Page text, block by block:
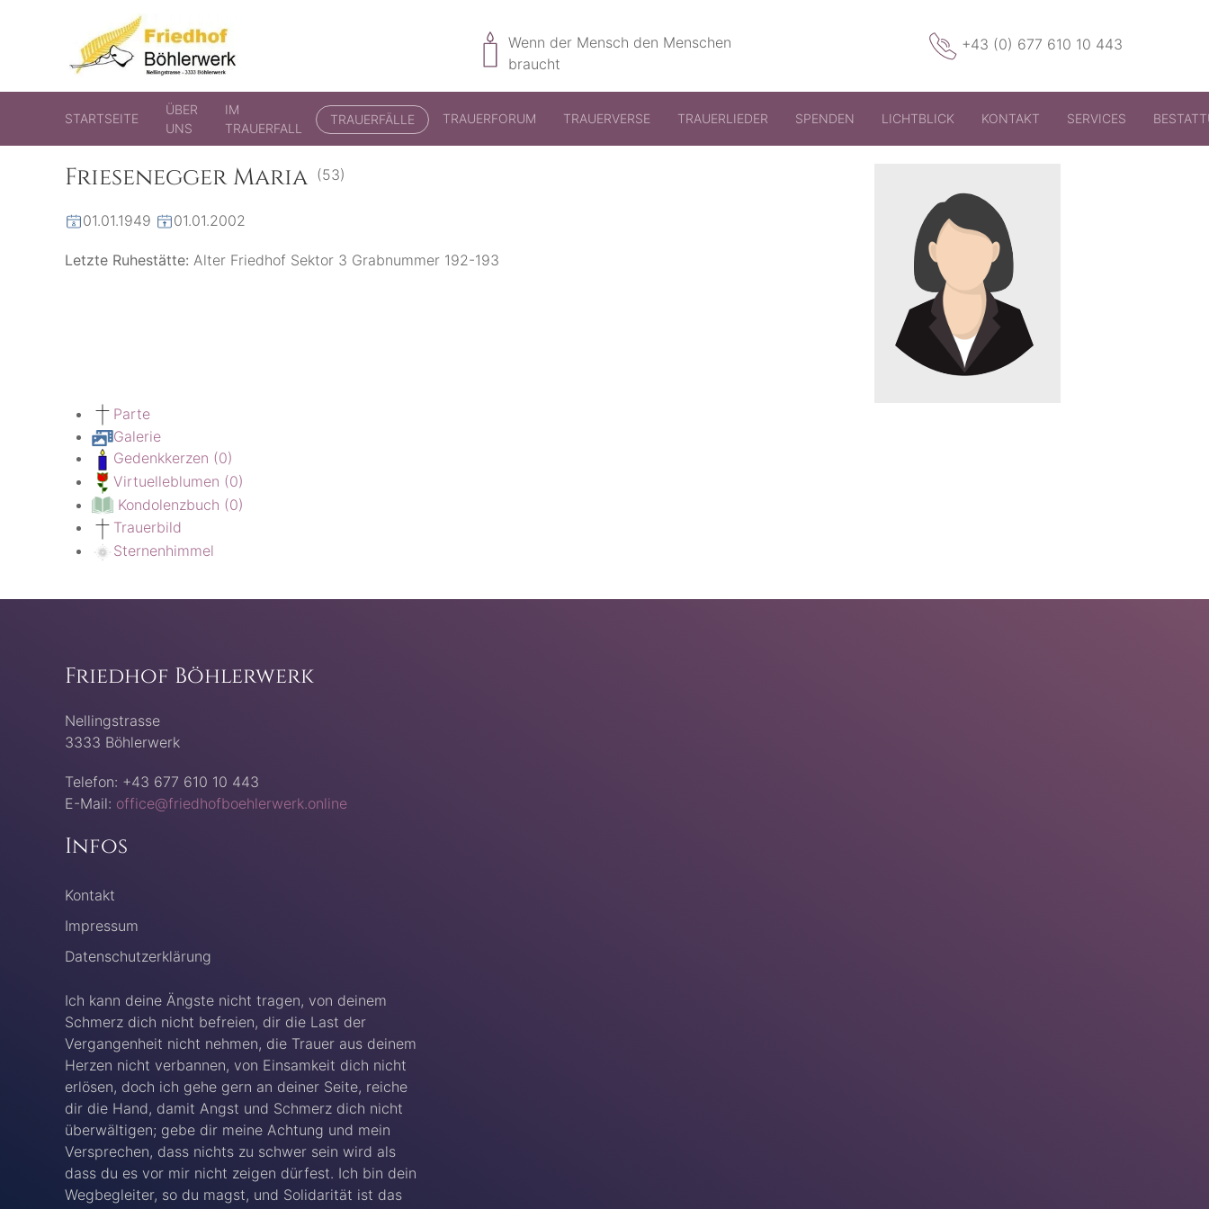
Friedhof Böhlerwerk
der virtuelle Friedhof von Böhlerwerk
Wenn der Mensch den Menschen
braucht
+43 (0) 677 610 10 443
STARTSEITE
ÜBER
UNS
IM
TRAUERFALL
TRAUERFÄLLE TRAUERFORUM TRAUERVERSE TRAUERLIEDER SPENDEN LICHTBLICK KONTAKT SERVICES
Friesenegger Maria (53)
01.01.1949 01.01.2002
Letzte Ruhestätte: Alter Friedhof Sektor 3 Grabnummer 192-193
Parte
Galerie
Gedenkkerzen (0)
Virtuelleblumen (0)
Kondolenzbuch (0)
Trauerbild
Sternenhimmel
Friedhof Böhlerwerk
Nellingstrasse
3333 Böhlerwerk
Telefon: +43 677 610 10 443
E-Mail: office@friedhofboehlerwerk.online
Infos
Kontakt
Impressum
Datenschutzerklärung
Ich kann deine Ängste nicht tragen, von deinem
Schmerz dich nicht befreien, dir die Last der
Vergangenheit nicht nehmen, die Trauer aus deinem
Herzen nicht verbannen, von Einsamkeit dich nicht
erlösen, doch ich gehe gern an deiner Seite, reiche
dir die Hand, damit Angst und Schmerz dich nicht
überwältigen; gebe dir meine Achtung und mein
Versprechen, dass nichts zu schwer sein wird als
dass du es vor mir nicht zeigen dürfest. Ich bin dein
Wegbegleiter, so du magst, und Solidarität ist das